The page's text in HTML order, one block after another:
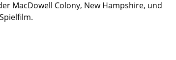
MacDowell Colony, New Hampshire, und